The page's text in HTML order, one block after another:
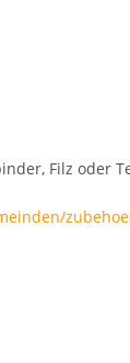
Filz oder